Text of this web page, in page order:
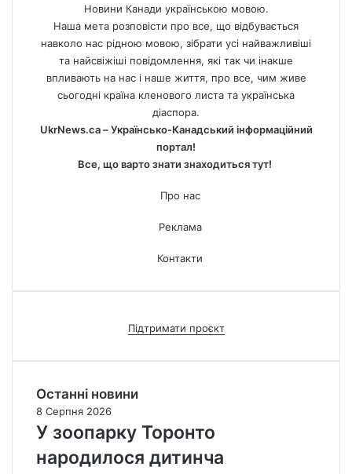
Новини Канади українською мовою.
Наша мета розповісти про все, що відбувається
навколо нас рідною мовою, зібрати усі найважливіші
та найсвіжіші повідомлення, які так чи інакше
впливають на нас і наше життя, про все, чим живе
сьогодні країна кленового листа та українська
діаспора.
UkrNews.ca – Українсько-Канадський інформаційний
портал!
Все, що варто знати знаходиться тут!
Про нас
Реклама
Контакти
Підтримати проєкт
Останні новини
8 Серпня 2026
У зоопарку Торонто
народилося дитинча